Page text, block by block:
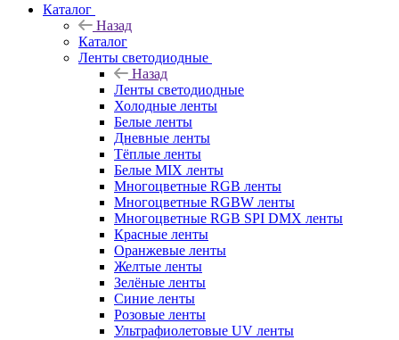
Каталог
Назад
Каталог
Ленты светодиодные
Назад
Ленты светодиодные
Холодные ленты
Белые ленты
Дневные ленты
Тёплые ленты
Белые MIX ленты
Многоцветные RGB ленты
Многоцветные RGBW ленты
Многоцветные RGB SPI DMX ленты
Красные ленты
Оранжевые ленты
Желтые ленты
Зелёные ленты
Синие ленты
Розовые ленты
Ультрафиолетовые UV ленты